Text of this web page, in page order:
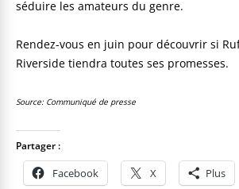
séduire les amateurs du genre.
Rendez-vous en juin pour découvrir si
Riverside tiendra toutes ses promesses.
Source: Communiqué de presse
Partager :
Facebook X Plus